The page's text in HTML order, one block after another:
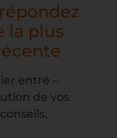
la plus
entré –
de vos